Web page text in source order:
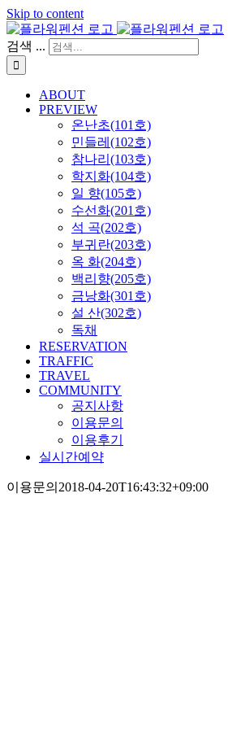
Skip to content
검색 ...
ABOUT
PREVIEW
온난초(101호)
민들레(102호)
참나리(103호)
학지화(104호)
일 향(105호)
수선화(201호)
석 곡(202호)
부귀란(203호)
옥 화(204호)
백리향(205호)
금낭화(301호)
설 산(302호)
독채
RESERVATION
TRAFFIC
TRAVEL
COMMUNITY
공지사항
이용문의
이용후기
실시간예약
이용문의 2018-04-20T16:43:32+09:00